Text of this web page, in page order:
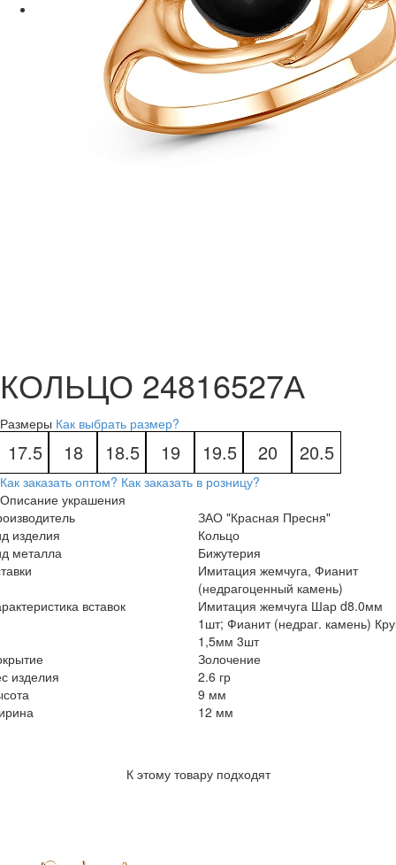
КОЛЬЦО 24816527А
Размеры Как выбрать размер?
17.5 18 18.5 19 19.5 20 20.5
Как заказать оптом? Как заказать в розницу?
Описание украшения
ЗАО "Красная Пресня"
изделия
Кольцо
металла
Бижутерия
Имитация жемчуга, Фианит
(недрагоценный камень)
вставок
Имитация жемчуга Шар d8.0мм
1шт; Фианит (недраг. камень)
1,5мм 3шт
Золочение
изделия
2.6 гр
9 мм
12 мм
К этому товару подходят